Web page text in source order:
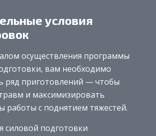
условия
осуществления программы
вам необходимо
ряд приготовлений — чтобы
и максимизировать
работы с поднятием тяжестей.
силовой подготовки